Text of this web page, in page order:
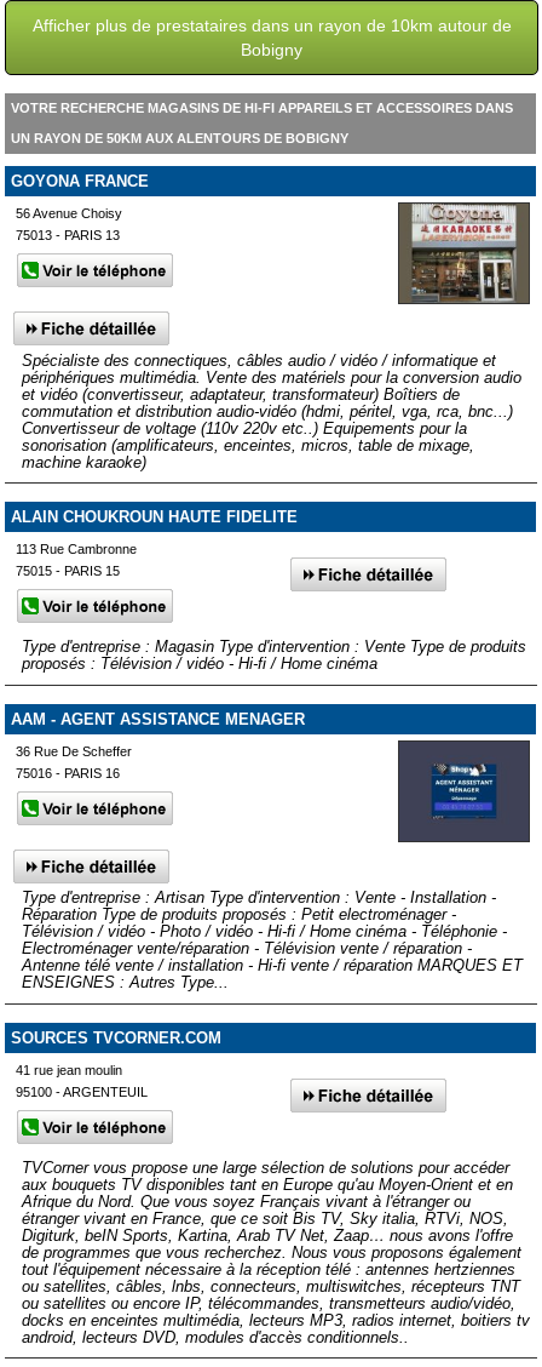
Afficher plus de prestataires dans un rayon de 10km autour de
Bobigny
VOTRE RECHERCHE MAGASINS DE HI-FI APPAREILS ET ACCESSOIRES DANS
UN RAYON DE 50KM AUX ALENTOURS DE BOBIGNY
GOYONA FRANCE
56 Avenue Choisy
75013 - PARIS 13
Spécialiste des connectiques, câbles audio / vidéo / informatique et
périphériques multimédia. Vente des matériels pour la conversion audio
et vidéo (convertisseur, adaptateur, transformateur) Boîtiers de
commutation et distribution audio-vidéo (hdmi, péritel, vga, rca, bnc...)
Convertisseur de voltage (110v 220v etc..) Equipements pour la
sonorisation (amplificateurs, enceintes, micros, table de mixage,
machine karaoke)
ALAIN CHOUKROUN HAUTE FIDELITE
113 Rue Cambronne
75015 - PARIS 15
Type d'entreprise : Magasin Type d'intervention : Vente Type de produits
proposés : Télévision / vidéo - Hi-fi / Home cinéma
AAM - AGENT ASSISTANCE MENAGER
36 Rue De Scheffer
75016 - PARIS 16
Type d'entreprise : Artisan Type d'intervention : Vente - Installation -
Réparation Type de produits proposés : Petit electroménager -
Télévision / vidéo - Photo / vidéo - Hi-fi / Home cinéma - Téléphonie -
Electroménager vente/réparation - Télévision vente / réparation -
Antenne télé vente / installation - Hi-fi vente / réparation MARQUES ET
ENSEIGNES : Autres Type...
SOURCES TVCORNER.COM
41 rue jean moulin
95100 - ARGENTEUIL
TVCorner vous propose une large sélection de solutions pour accéder
aux bouquets TV disponibles tant en Europe qu'au Moyen-Orient et en
Afrique du Nord. Que vous soyez Français vivant à l'étranger ou
étranger vivant en France, que ce soit Bis TV, Sky italia, RTVi, NOS,
Digiturk, beIN Sports, Kartina, Arab TV Net, Zaap… nous avons l'offre
de programmes que vous recherchez. Nous vous proposons également
tout l'équipement nécessaire à la réception télé : antennes hertziennes
ou satellites, câbles, lnbs, connecteurs, multiswitches, récepteurs TNT
ou satellites ou encore IP, télécommandes, transmetteurs audio/vidéo,
docks en enceintes multimédia, lecteurs MP3, radios internet, boitiers tv
android, lecteurs DVD, modules d'accès conditionnels..